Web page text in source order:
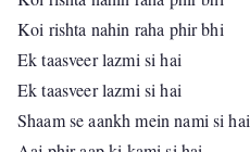
Koi rishta nahin raha phir bhi
Ek taasveer lazmi si hai
Ek taasveer lazmi si hai
Shaam se aankh mein nami si hai